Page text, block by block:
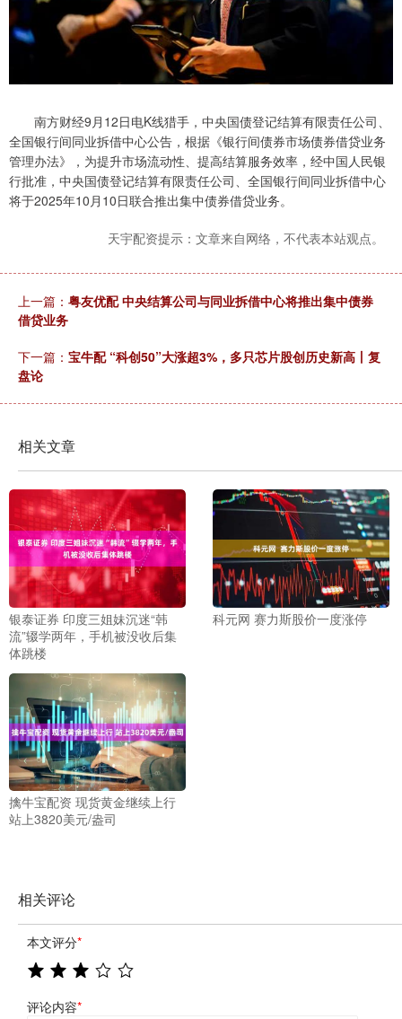
南方财经9月12日电K线猎手，中央国债登记结算有限责任公司、
全国银行间同业拆借中心公告，根据《银行间债券市场债券借贷业务
管理办法》，为提升市场流动性、提高结算服务效率，经中国人民银
行批准，中央国债登记结算有限责任公司、全国银行间同业拆借中心
将于2025年10月10日联合推出集中债券借贷业务。
天宇配资提示：文章来自网络，不代表本站观点。
上一篇： 粤友优配 中央结算公司与同业拆借中心将推出集中债券
借贷业务
下一篇： 宝牛配 “科创50”大涨超3%，多只芯片股创历史新高丨复
盘论
相关文章
银泰证券 印度三姐妹沉迷“韩
流”辍学两年，手机被没收后集
体跳楼
科元网 赛力斯股价一度涨停
擒牛宝配资 现货黄金继续上行
站上3820美元/盎司
相关评论
本文评分*
评论内容*